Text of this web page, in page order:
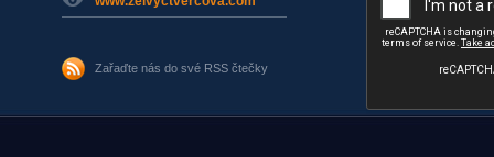
Zařaďte nás do své RSS čtečky